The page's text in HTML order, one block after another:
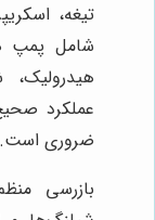
تیغه،
شامل پمپ
عملکرد
ضروری است.
بازرسی